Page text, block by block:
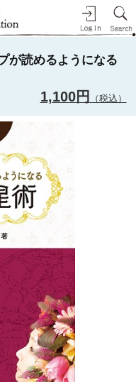
が読めるようになる
1,100円 （税込）